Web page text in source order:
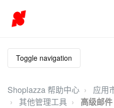
Toggle navigation
Shoplazza 帮助中心 应用
其他管理工具
高级邮件